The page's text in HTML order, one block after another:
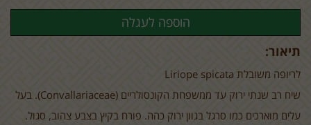
תיאור:
לריופה משובלת Liriope spicata
שיח רב שנתי ירוק עד ממשפחת הקונסולריים ((Convallariaceae. בעל
עלים מוארכים כמו סרגל בגוון ירוק כהה. פורח בקיץ בצבע צהוב, סגול.